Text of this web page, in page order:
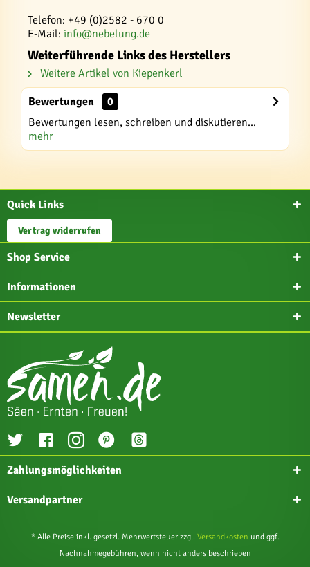
Telefon: +49 (0)2582 - 670 0
E-Mail: info@nebelung.de
Weiterführende Links des Herstellers
Weitere Artikel von Kiepenkerl
Bewertungen
0
Bewertungen lesen, schreiben und diskutieren...
mehr
Quick Links
Vertrag widerrufen
Shop Service
Informationen
Newsletter
Zahlungsmöglichkeiten
Versandpartner
* Alle Preise inkl. gesetzl. Mehrwertsteuer zzgl. Versandkosten und ggf.
Nachnahmegebühren, wenn nicht anders beschrieben